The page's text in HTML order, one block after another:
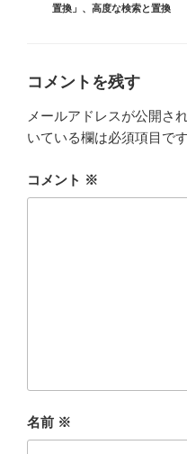
テ
置換」 、 高度な検索と置換
コメントを残す
メールアドレスが公開さ
いている欄は必須項目です
コメント ※
名前 ※